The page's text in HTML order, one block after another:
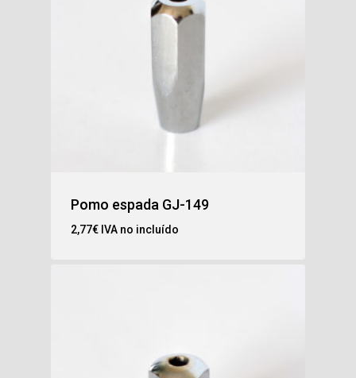
Pomo espada GJ-149
2,77€ IVA no incluído